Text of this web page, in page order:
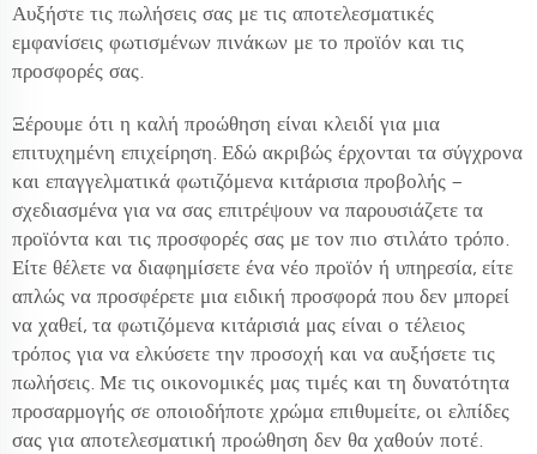
Αυξήστε τις πωλήσεις σας με τις αποτελεσματικές
εμφανίσεις φωτισμένων πινάκων με το προϊόν και τις
προσφορές σας.
Ξέρουμε ότι η καλή προώθηση είναι κλειδί για μια
επιτυχημένη επιχείρηση. Εδώ ακριβώς έρχονται τα σύγχρονα
και επαγγελματικά φωτιζόμενα κιτάρισια προβολής –
σχεδιασμένα για να σας επιτρέψουν να παρουσιάζετε τα
προϊόντα και τις προσφορές σας με τον πιο στιλάτο τρόπο.
Είτε θέλετε να διαφημίσετε ένα νέο προϊόν ή υπηρεσία, είτε
απλώς να προσφέρετε μια ειδική προσφορά που δεν μπορεί
να χαθεί, τα φωτιζόμενα κιτάρισιά μας είναι ο τέλειος
τρόπος για να ελκύσετε την προσοχή και να αυξήσετε τις
πωλήσεις. Με τις οικονομικές μας τιμές και τη δυνατότητα
προσαρμογής σε οποιοδήποτε χρώμα επιθυμείτε, οι ελπίδες
σας για αποτελεσματική προώθηση δεν θα χαθούν ποτέ.